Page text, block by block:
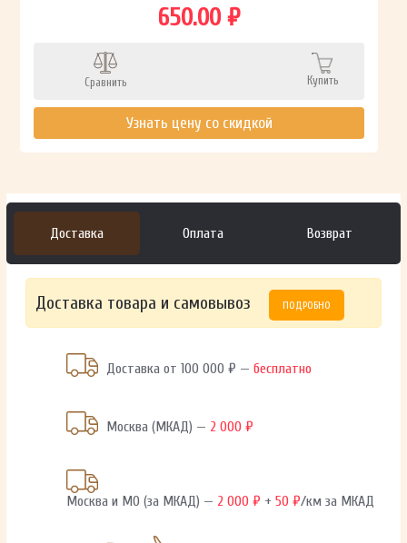
650.00 ₽
Сравнить Купить
Узнать цену со скидкой
Доставка Оплата Возврат
Доставка товара и самовывоз ПОДРОБНО
Доставка от 100 000 ₽ —бесплатно
Москва (МКАД) — 2 000 ₽
Москва и МО (за МКАД) — 2 000 ₽ +50 ₽/км за МКАД